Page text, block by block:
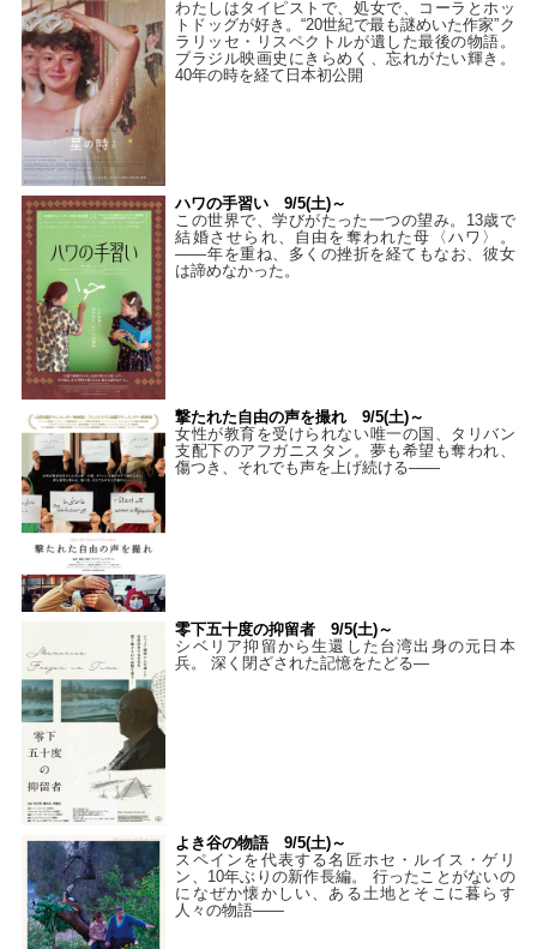
わたしはタイピストで、処⼥で、コーラとホッ
トドッグが好き。“20世紀で最も謎めいた作家”ク
ラリッセ・リスペクトルが遺した最後の物語。
ブラジル映画史にきらめく、忘れがたい輝き。
40年の時を経て⽇本初公開
ハワの手習い 9/5(土)～
この世界で、学びがたった一つの望み。13歳で
結婚させられ、自由を奪われた母〈ハワ〉。
——年を重ね、多くの挫折を経てもなお、彼女
は諦めなかった。
撃たれた自由の声を撮れ 9/5(土)～
女性が教育を受けられない唯一の国、タリバン
支配下のアフガニスタン。夢も希望も奪われ、
傷つき、それでも声を上げ続ける——
零下五十度の抑留者 9/5(土)～
シベリア抑留から生還した台湾出身の元日本
兵。 深く閉ざされた記憶をたどる—
よき谷の物語 9/5(土)～
スペインを代表する名匠ホセ・ルイス・ゲリ
ン、10年ぶりの新作長編。 行ったことがないの
になぜか懐かしい、ある土地とそこに暮らす
人々の物語――